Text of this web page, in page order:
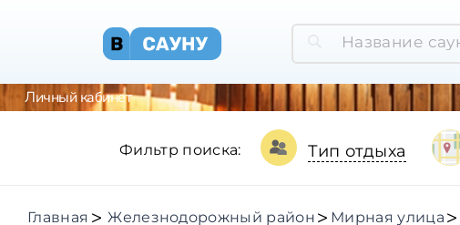
Личный кабинет
Фильтр поиска: Тип отдыха
Главная Железнодорожный район Мирная улица